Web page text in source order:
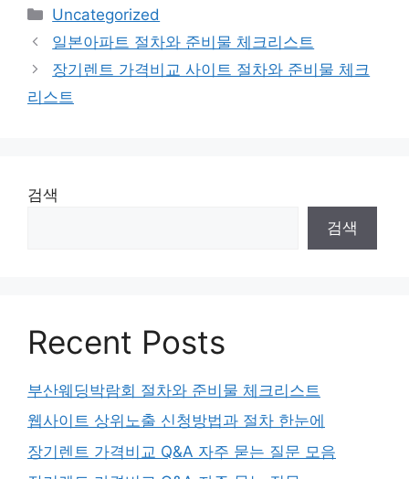
Categories
Uncategorized
일본아파트 절차와 준비물 체크리스트
장기렌트 가격비교 사이트 절차와 준비물 체크
리스트
검색
검색
Recent Posts
부산웨딩박람회 절차와 준비물 체크리스트
웹사이트 상위노출 신청방법과 절차 한눈에
장기렌트 가격비교 Q&A 자주 묻는 질문 모음